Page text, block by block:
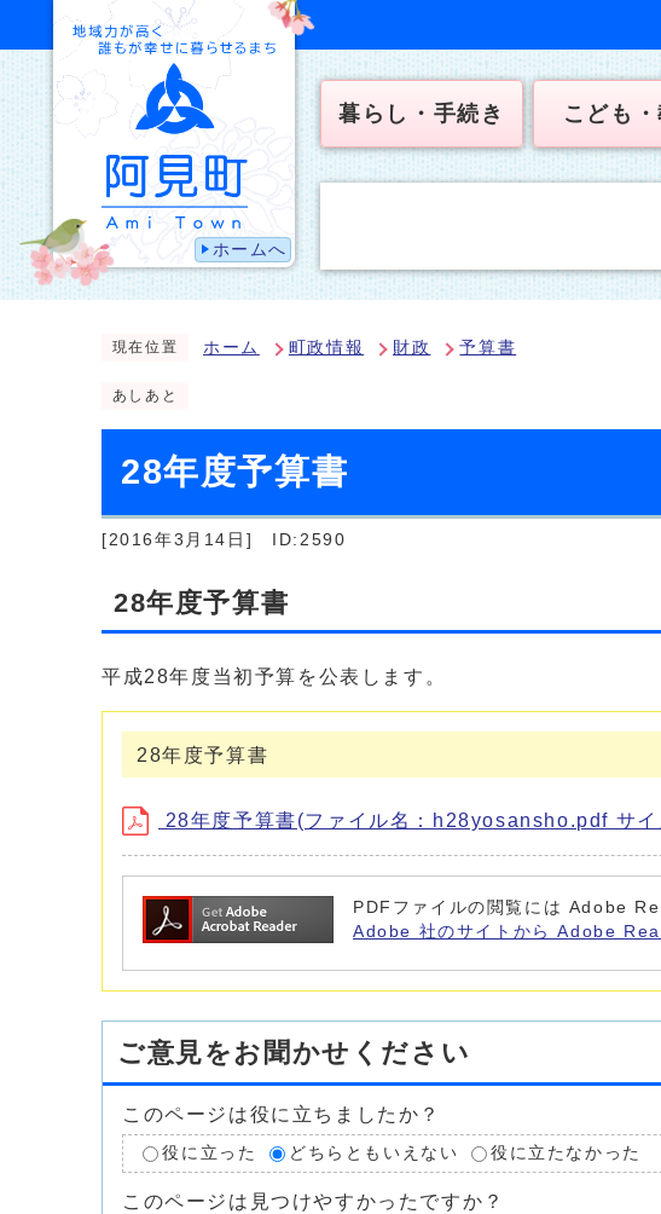
ホームへ
暮らし・手続き こども
現在位置 ホーム 町政情報 財政 予算書
あしあと
28年度予算書
[2016年3月14日] ID:2590
28年度予算書
平成28年度当初予算を公表します。
28年度予算書
28年度予算書(ファイル名：h28yosansho.pdf サ
PDFファイルの閲覧には Adobe
Adobe 社のサイトから Adobe
ご意見をお聞かせください
このページは役に立ちましたか？
役に立った どちらともいえない 役に立たなかった
このページは見つけやすかったですか？